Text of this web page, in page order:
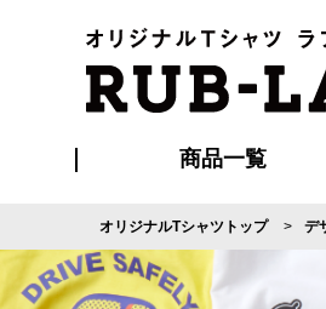
商品一覧
Tシャツ
ブルゾン・コート
ハッピ
オリジナルTシャツトップ デ